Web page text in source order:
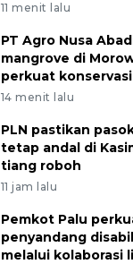
11 menit lalu
PT Agro Nusa
mangrove di
perkuat
14 menit lalu
PLN pastikan
tetap andal di
tiang roboh
11 jam lalu
Pemkot Palu
penyandang
melalui kolaborasi